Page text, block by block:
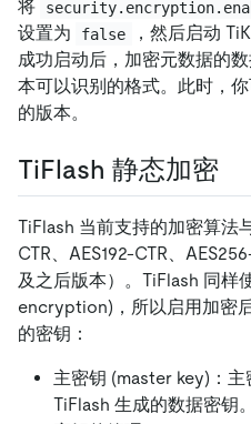
将
设置为 false
，然后启动
成功启动后，加密元数据的
本可以识别的格式。此时，
的版本。
TiFlash 静态加密
TiFlash 当前支持的加密算法
CTR、AES192-CTR、
及之后版本）。TiFlash 同样
encryption)，所以启用加密
的密钥：
主密钥 (master key)：
TiFlash 生成的数据密钥